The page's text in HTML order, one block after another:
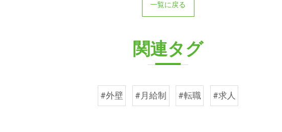
一覧に戻る
関連タグ
#外壁 #月給制 #転職 #求人